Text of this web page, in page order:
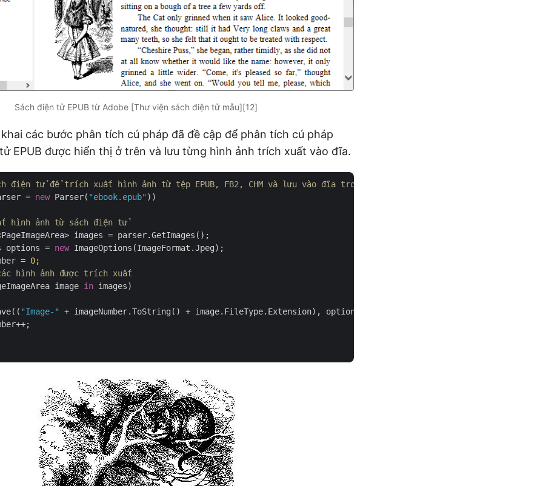
Sách điện tử EPUB từ Adobe [Thư viện sách điện tử mẫu][12]
các bước phân tích cú pháp đã đề cập để phân tích cú pháp
EPUB được hiển thị ở trên và lưu từng hình ảnh trích xuất vào đĩa.
điện tử để trích xuất hình ảnh từ tệp EPUB, FB2, CHM và lưu vào đĩa trong C#
= new Parser( "ebook.epub" ))
hình ảnh từ sách điện tử
images = parser.GetImages();
options =
new ImageOptions(ImageFormat.Jpeg);
= 0;
hình ảnh được trích xuất
image in images)
"Image-"
+ imageNumber.ToString() + image.FileType.Extension), options);